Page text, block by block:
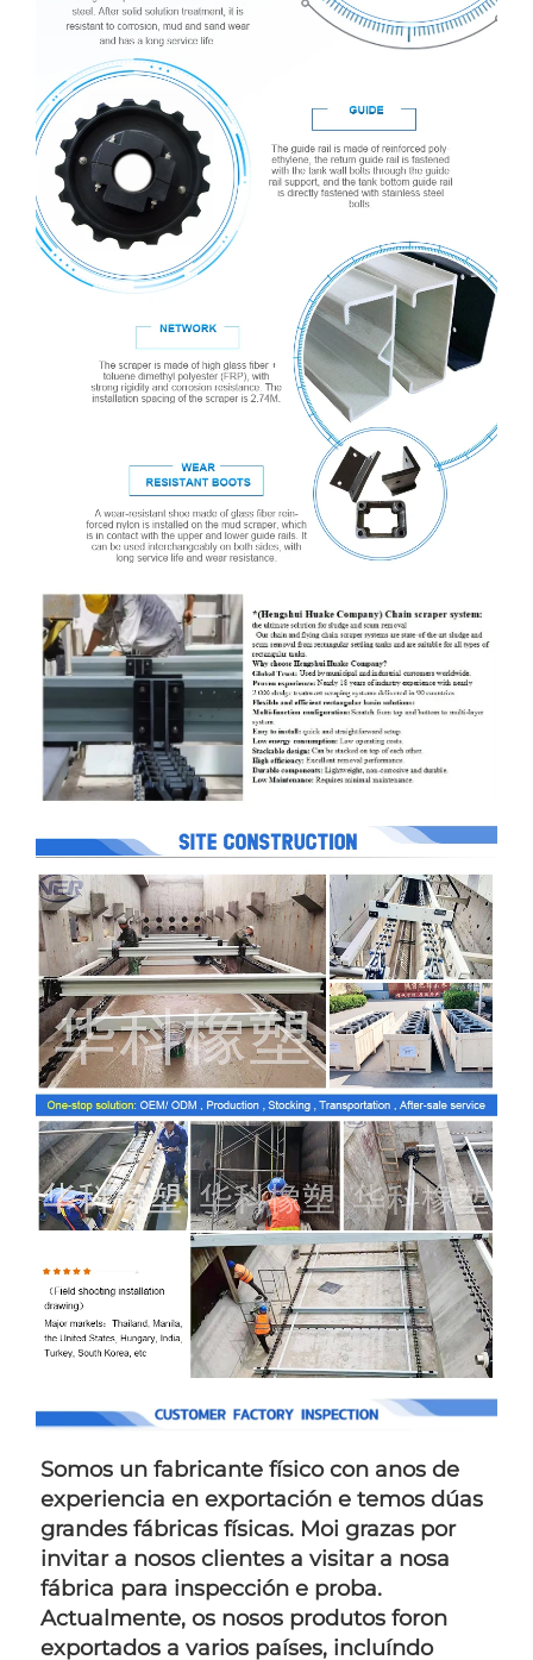
Somos un fabricante físico con anos de
experiencia en exportación e temos dúas
grandes fábricas físicas. Moi grazas por
invitar a nosos clientes a visitar a nosa
fábrica para inspección e proba.
Actualmente, os nosos produtos foron
exportados a varios países, incluíndo